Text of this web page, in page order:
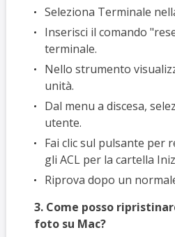
Seleziona Terminale
Inserisci il comando
terminale.
Nello strumento
unità.
Dal menu a discesa,
utente.
Fai clic sul pulsante per
gli ACL per la cartella
Riprova dopo un
3. Come posso
foto su Mac?